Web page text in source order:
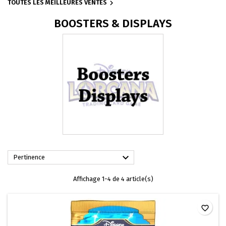
TOUTES LES MEILLEURES VENTES 
BOOSTERS & DISPLAYS
Pertinence 
Affichage 1-4 de 4 article(s)
favorite_border